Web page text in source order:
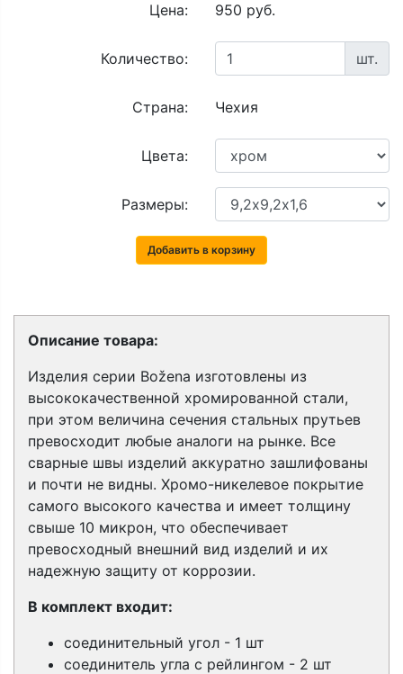
Цена: 950 руб.
Количество: шт.
Страна: Чехия
Цвета:
Размеры:
Добавить в корзину
Описание товара:
Изделия серии Božena изготовлены из
высококачественной хромированной стали,
при этом величина сечения стальных прутьев
превосходит любые аналоги на рынке. Все
сварные швы изделий аккуратно зашлифованы
и почти не видны. Хромо-никелевое покрытие
самого высокого качества и имеет толщину
свыше 10 микрон, что обеспечивает
превосходный внешний вид изделий и их
надежную защиту от коррозии.
В комплект входит:
соединительный угол - 1 шт
соединитель угла с рейлингом - 2 шт